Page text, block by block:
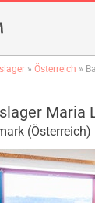
» Österreich »
Maria
(Österreich)